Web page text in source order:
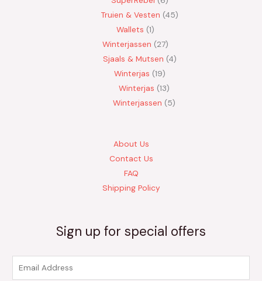
Truien & Vesten 45
Wallets 1
Winterjassen
27
Sjaals & Mutsen 4
Winterjas 19
Winterjas 13
Winterjassen
5
About Us
Contact Us
FAQ
Shipping Policy
Sign up for special offers
m